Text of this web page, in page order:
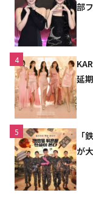
部
4
延
5
「
が